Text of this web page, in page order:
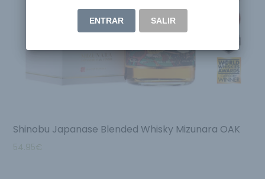
Shinobu Japanase Blended Whisky Mizunara OAK
54.95€
ENTRAR SALIR